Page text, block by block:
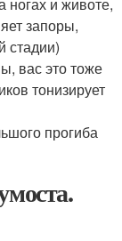
запоры,
стадии)
вас это тоже
тонизирует
прогиба